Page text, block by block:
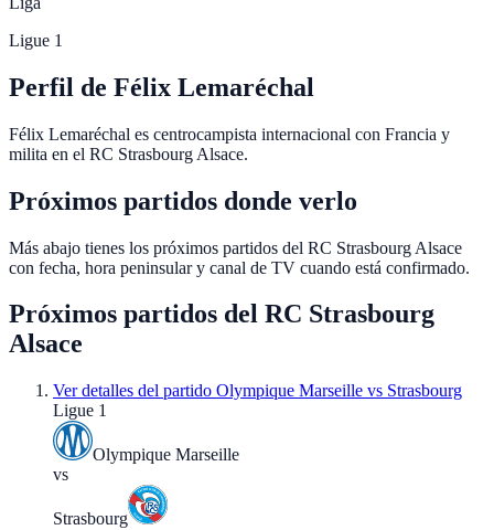
Ligue 1
Perfil de Félix Lemaréchal
Félix Lemaréchal es centrocampista internacional con Francia y
milita en el RC Strasbourg Alsace.
Próximos partidos donde verlo
Más abajo tienes los próximos partidos del RC Strasbourg Alsace
con fecha, hora peninsular y canal de TV cuando está confirmado.
Próximos partidos del RC Strasbourg
Alsace
Ver detalles del partido Olympique Marseille vs Strasbourg
Ligue 1
Olympique Marseille
vs
Strasbourg